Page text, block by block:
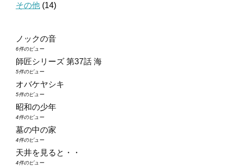
その他 (14)
ノックの音
6件のビュー
師匠シリーズ 第37話 海
5件のビュー
オバケヤシキ
5件のビュー
昭和の少年
4件のビュー
墓の中の家
4件のビュー
天井を見ると・・
4件のビュー